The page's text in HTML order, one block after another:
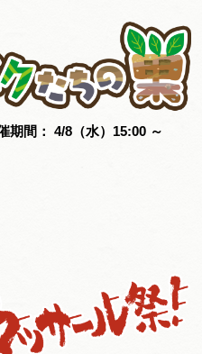
期間： 4/8（水）15:00 ～